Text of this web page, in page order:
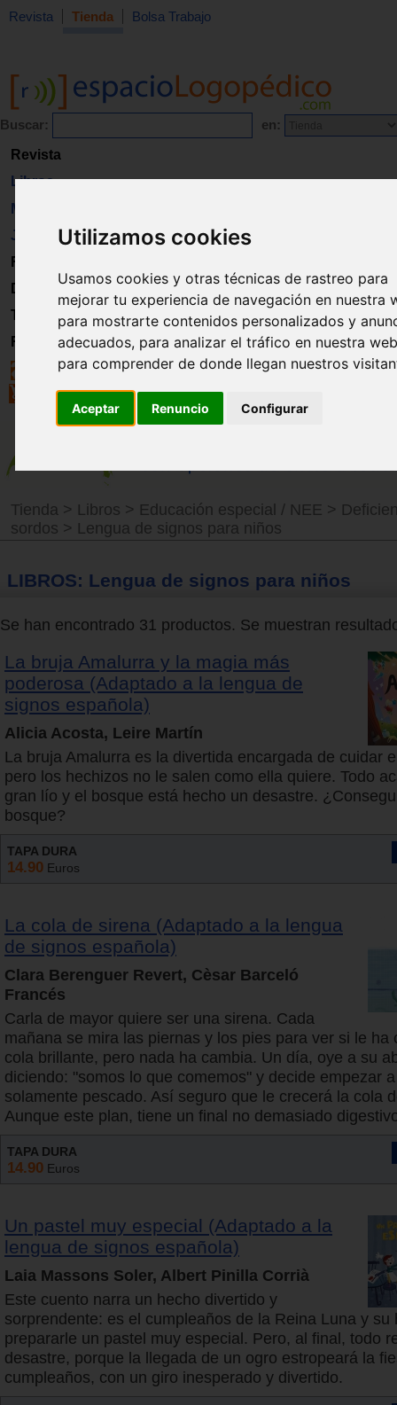
Utilizamos cookies
Usamos cookies y otras técnicas de rastreo para
mejorar tu experiencia de navegación en nuestra
para mostrarte contenidos personalizados y
adecuados, para analizar el tráfico en nuestra
para comprender de donde llegan nuestros
Aceptar Renuncio Configurar
Revista Tienda Bolsa Trabajo
Buscar: en:
Revista
Libros
Material
Juguetes
Formación
Directorio
Trabajo
Registro
Tienda > Libros > Educación especial / NEE >
sordos > Lengua de signos para niños
LIBROS: Lengua de signos para niños
Se han encontrado 31 productos. Se muestran
La bruja Amalurra y la magia más
poderosa (Adaptado a la lengua de
signos española)
Alicia Acosta, Leire Martín
La bruja Amalurra es la divertida encargada de cuidar
pero los hechizos no le salen como ella quiere. Todo
gran lío y el bosque está hecho un desastre.
bosque?
TAPA DURA
14.90 Euros
La cola de sirena (Adaptado a la lengua
de signos española)
Clara Berenguer Revert, Cèsar Barceló
Francés
Carla de mayor quiere ser una sirena. Cada
mañana se mira las piernas y los pies para ver si le ha
cola brillante, pero nada ha cambia. Un día, oye a su
diciendo: "somos lo que comemos" y decide empezar
solamente pescado. Así seguro que le crecerá la cola
Aunque este plan, tiene un final no demasiado
TAPA DURA
14.90 Euros
Un pastel muy especial (Adaptado a la
lengua de signos española)
Laia Massons Soler, Albert Pinilla Corrià
Este cuento narra un hecho divertido y
sorprendente: es el cumpleaños de la Reina Luna y su
prepararle un pastel muy especial. Pero, al final, todo
desastre, porque la llegada de un ogro estropeará la
cumpleaños, con un giro inesperado y divertido.